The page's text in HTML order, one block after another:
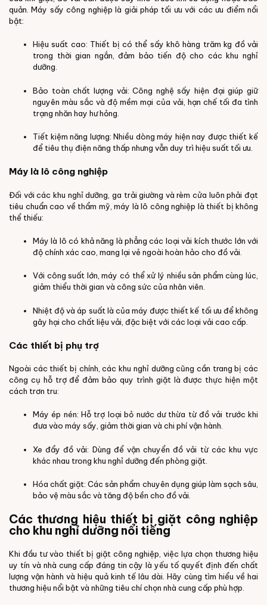
quản. Máy sấy công nghiệp là giải pháp tối ưu với các ưu điểm nổi
bật:
Hiệu suất cao: Thiết bị có thể sấy khô hàng trăm kg đồ vải
trong thời gian ngắn, đảm bảo tiến độ cho các khu nghỉ
dưỡng.
Bảo toàn chất lượng vải: Công nghệ sấy hiện đại giúp giữ
nguyên màu sắc và độ mềm mại của vải, hạn chế tối đa tình
trạng nhăn hay hư hỏng.
Tiết kiệm năng lượng: Nhiều dòng máy hiện nay được thiết kế
để tiêu thụ điện năng thấp nhưng vẫn duy trì hiệu suất tối ưu.
Máy là lô công nghiệp
Đối với các khu nghỉ dưỡng, ga trải giường và rèm cửa luôn phải đạt
tiêu chuẩn cao về thẩm mỹ, máy là lô công nghiệp là thiết bị không
thể thiếu:
Máy là lô có khả năng là phẳng các loại vải kích thước lớn với
độ chính xác cao, mang lại vẻ ngoài hoàn hảo cho đồ vải.
Với công suất lớn, máy có thể xử lý nhiều sản phẩm cùng lúc,
giảm thiểu thời gian và công sức của nhân viên.
Nhiệt độ và áp suất là của máy được thiết kế tối ưu để không
gây hại cho chất liệu vải, đặc biệt với các loại vải cao cấp.
Các thiết bị phụ trợ
Ngoài các thiết bị chính, các khu nghỉ dưỡng cũng cần trang bị các
công cụ hỗ trợ để đảm bảo quy trình giặt là được thực hiện một
cách trơn tru:
Máy ép nén: Hỗ trợ loại bỏ nước dư thừa từ đồ vải trước khi
đưa vào máy sấy, giảm thời gian và chi phí vận hành.
Xe đẩy đồ vải: Dùng để vận chuyển đồ vải từ các khu vực
khác nhau trong khu nghỉ dưỡng đến phòng giặt.
Hóa chất giặt: Các sản phẩm chuyên dụng giúp làm sạch sâu,
bảo vệ màu sắc và tăng độ bền cho đồ vải.
Các thương hiệu thiết bị giặt công nghiệp
cho khu nghỉ dưỡng nổi tiếng
Khi đầu tư vào thiết bị giặt công nghiệp, việc lựa chọn thương hiệu
uy tín và nhà cung cấp đáng tin cậy là yếu tố quyết định đến chất
lượng vận hành và hiệu quả kinh tế lâu dài. Hãy cùng tìm hiểu về hai
thương hiệu nổi bật và những tiêu chí chọn nhà cung cấp phù hợp.